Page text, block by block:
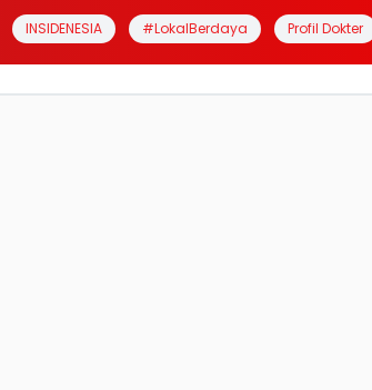
INSIDENESIA #LokalBerdaya Profil Dokter